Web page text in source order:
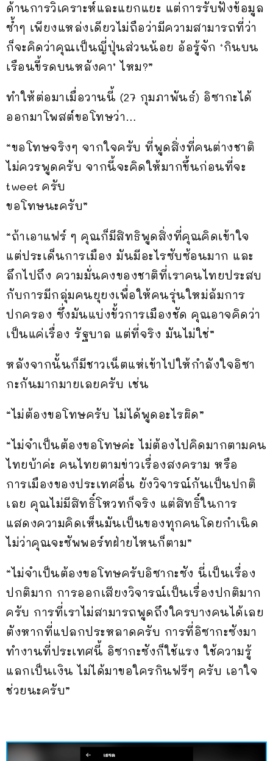
ด้านการวิเคราะห์และแยกแยะ แต่การรับฟังข้อมูล
ซ้ำๆ เพียงแหล่งเดียวไม่ถือว่ามีความสามารถที่ว่า
ก็จะคิดว่าคุณเป็นญี่ปุ่นส่วนน้อย อ้อรู้จัก ‘กินบน
เรือนขี้รดบนหลังคา’ ไหม?”
ทำให้ต่อมาเมื่อวานนี้ (27 กุมภาพันธ์) อิซากะได้
ออกมาโพสต์ขอโทษว่า…
“ขอโทษจริงๆ จากใจครับ ที่พูดสิ่งที่คนต่างชาติ
ไม่ควรพูดครับ จากนี้จะคิดให้มากขึ้นก่อนที่จะ
tweet ครับ
ขอโทษนะครับ”
“ถ้าเอาแฟร์ ๆ คุณก็มีสิทธิพูดสิ่งที่คุณคิดเข้าใจ
แต่ประเด็นการเมือง มันมีอะไรซับซ้อนมาก และ
ลึกไปถึง ความมั่นคงของชาติที่เราคนไทยประสบ
กับการมีกลุ่มคนยุยงเพื่อให้คนรุ่นใหม่ล้มการ
ปกครอง ซึ่งมันแบ่งขั้วการเมืองชัด คุณอาจคิดว่า
เป็นแค่เรื่อง รัฐบาล แต่ที่จริง มันไม่ใช่”
หลังจากนั้นก็มีชาวเน็ตแห่เข้าไปให้กำลังใจอิซา
กะกันมากมายเลยครับ เช่น
“ไม่ต้องขอโทษครับ ไม่ได้พูดอะไรผิด”
“ไม่จำเป็นต้องขอโทษค่ะ ไม่ต้องไปคิดมากตามคน
ไทยบ้าค่ะ คนไทยตามข่าวเรื่องสงคราม หรือ
การเมืองของประเทศอื่น ยังวิจารณ์กันเป็นปกติ
เลย คุณไม่มีสิทธิ์โหวทก็จริง แต่สิทธิ์ในการ
แสดงความคิดเห็นมันเป็นของทุกคนโดยกำเนิด
ไม่ว่าคุณจะซัพพอร์ทฝ่ายไหนก็ตาม”
“ไม่จำเป็นต้องขอโทษครับอิซากะซัง นี่เป็นเรื่อง
ปกติมาก การออกเสียงวิจารณ์เป็นเรื่องปกติมาก
ครับ การที่เราไม่สามารถพูดถึงใครบางคนได้เลย
ตังหากที่แปลกประหลาดครับ การที่อิซากะซังมา
ทำงานที่ประเทศนี้ อิซากะซังก็ใช้แรง ใช้ความรู้
แลกเป็นเงิน ไม่ได้มาขอใครกินฟรีๆ ครับ เอาใจ
ช่วยนะครับ”